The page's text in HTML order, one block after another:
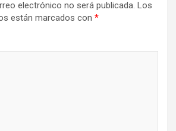
electrónico no será publicada. Los
están marcados con *